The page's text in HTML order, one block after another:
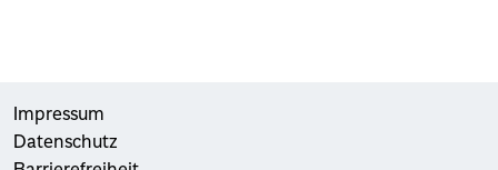
Impressum
Datenschutz